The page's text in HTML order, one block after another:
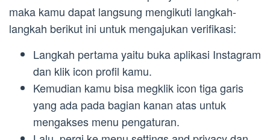
maka kamu dapat langsung mengikuti langkah-
langkah berikut ini untuk mengajukan verifikasi:
Langkah pertama yaitu buka aplikasi Instagram
dan klik icon profil kamu.
Kemudian kamu bisa megklik icon tiga garis
yang ada pada bagian kanan atas untuk
mengakses menu pengaturan.